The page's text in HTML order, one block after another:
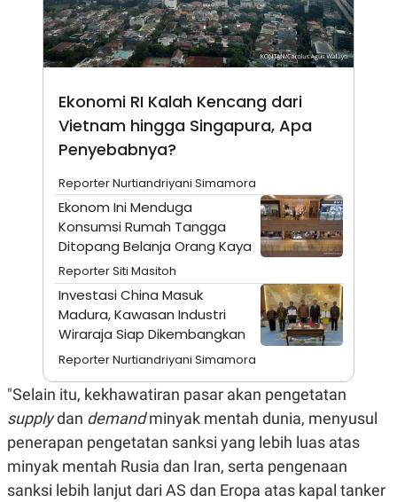
KANAL
U
S
A
T
D
A
T
A
M
A
G
E
S
Ekonomi RI Kalah Kencang dari
Vietnam hingga Singapura, Apa
Penyebabnya?
Reporter Nurtiandriyani Simamora
Ekonom Ini Menduga
Konsumsi Rumah Tangga
Ditopang Belanja Orang Kaya
Reporter Siti Masitoh
Investasi China Masuk
Madura, Kawasan Industri
Wiraraja Siap Dikembangkan
Reporter Nurtiandriyani Simamora
"Selain itu, kekhawatiran pasar akan pengetatan
supplydan demandminyak mentah dunia, menyusul
penerapan pengetatan sanksi yang lebih luas atas
minyak mentah Rusia dan Iran, serta pengenaan
sanksi lebih lanjut dari AS dan Eropa atas kapal tanker